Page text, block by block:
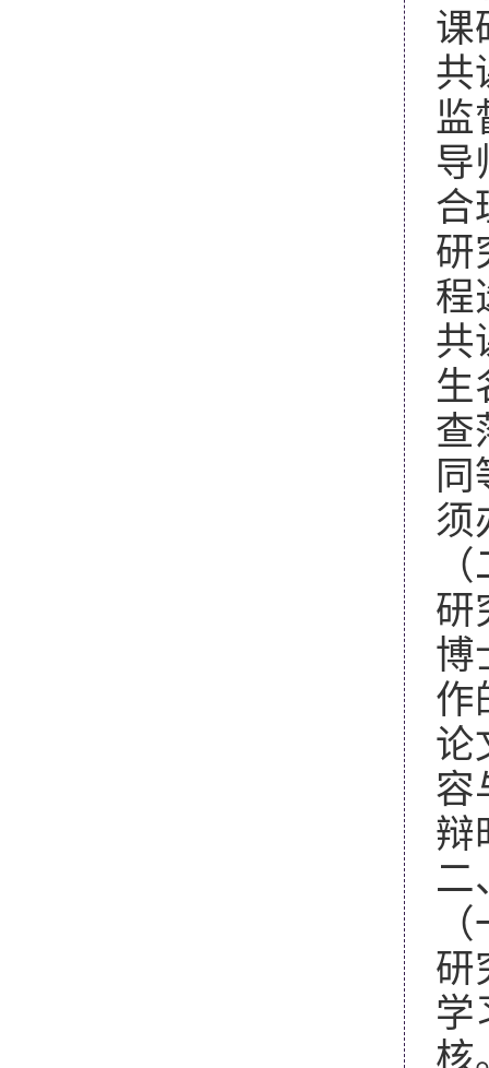
课
共
监
导
合
研
程
共
生
查
同
须
研
博
作
论
容
辩
二
研
学
核